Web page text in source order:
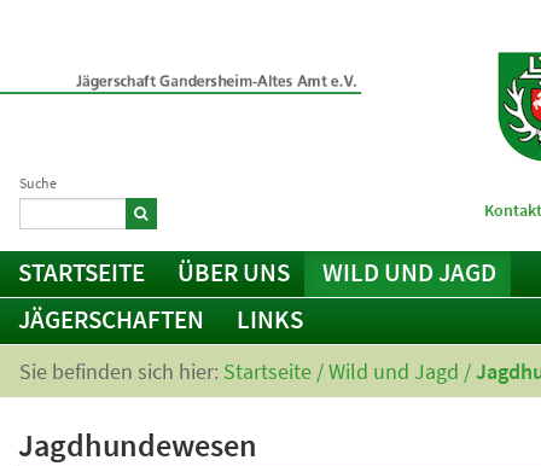
Suche
STARTSEITE ÜBER UNS
WILD UND JAGD
JÄGERSCHAFTEN
LINKS
Sie befinden sich hier: Startseite /Wild und Jagd /
Jagdhundewesen